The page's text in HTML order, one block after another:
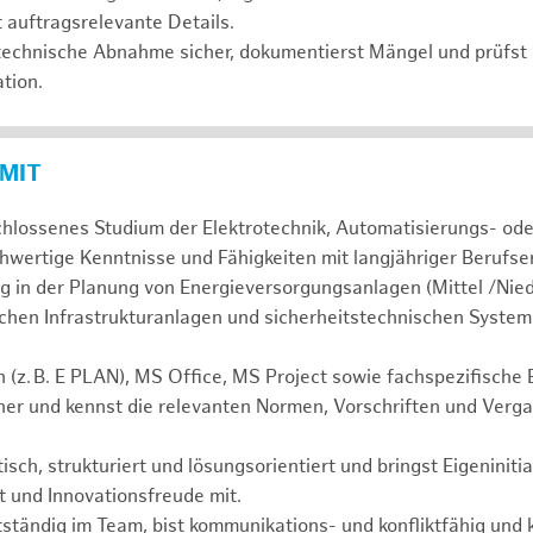
auftragsrelevante Details.
Abnahme sicher, dokumentierst Mängel und
Studium der Elektrotechnik, Automatisierungs-
Kenntnisse und Fähigkeiten mit langjähriger
in der Planung von Energieversorgungsanlagen (Mittel /
Infrastrukturanlagen und sicherheitstechnischen
(z. B. E PLAN), MS Office, MS Project sowie
und kennst die relevanten Normen, Vorschriften und
strukturiert und lösungsorientiert und bringst
und Innovationsfreude mit.
im Team, bist kommunikations- und konfliktfähig und